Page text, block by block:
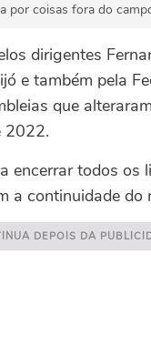
por coisas fora do
dirigentes
e também pela
que
2022.
encerrar todos os
a continuidade do